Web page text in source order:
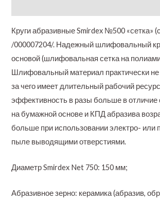
Круги абразивные Smirdex №500 «сетка»
/000007204/. Надежный шлифовальный
основой (шлифовальная сетка на
Шлифовальный материал практически не
за чего имеет длительный рабочий
эффективность в разы больше в
на бумажной основе и КПД абразива
больше при использовании электро- или
пыле выводящими отверстиями.
Диаметр Smirdex Net 750: 150 мм;
Абразивное зерно: керамика (абразив,